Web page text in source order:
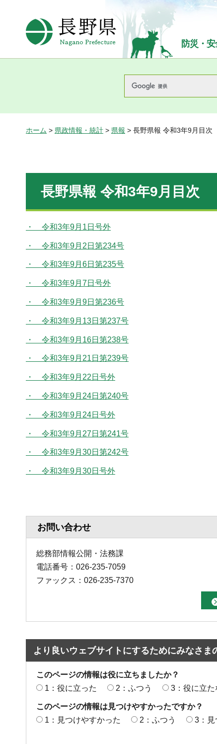
長野県Nagano Prefecture
防災・
ホーム > 県政情報・統計 > 県報 > 長野県報 令和3年9月目次
長野県報 令和3年9月目次
・ 令和3年9月1日号外
・ 令和3年9月2日第234号
・ 令和3年9月6日第235号
・ 令和3年9月7日号外
・ 令和3年9月9日第236号
・ 令和3年9月13日第237号
・ 令和3年9月16日第238号
・ 令和3年9月21日第239号
・ 令和3年9月22日号外
・ 令和3年9月24日第240号
・ 令和3年9月24日号外
・ 令和3年9月27日第241号
・ 令和3年9月30日第242号
・ 令和3年9月30日号外
お問い合わせ
総務部情報公開・法務課
電話番号：026-235-7059
ファックス：026-235-7370
より良いウェブサイトにするためにみなさま
このページの情報は役に立ちましたか？
1：役に立った
2：ふつう 3：役に立た
このページの情報は見つけやすかったですか？
1：見つけやすかった
2：ふつう 3：見